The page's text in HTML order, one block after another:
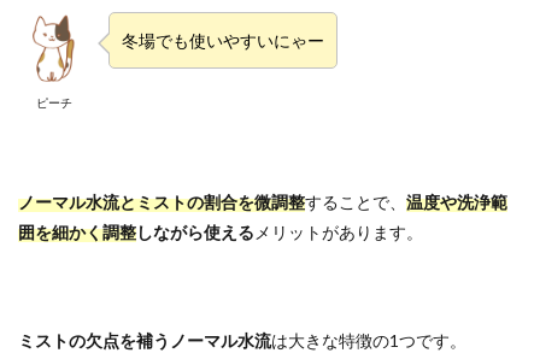
ピーチ
冬場でも使いやすいにゃー
ノーマル水流とミストの割合を微調整することで、 温度や洗浄範
囲を細かく調整しながら使える メリットがあります。
ミストの欠点を補うノーマル水流は大きな特徴の1つです。